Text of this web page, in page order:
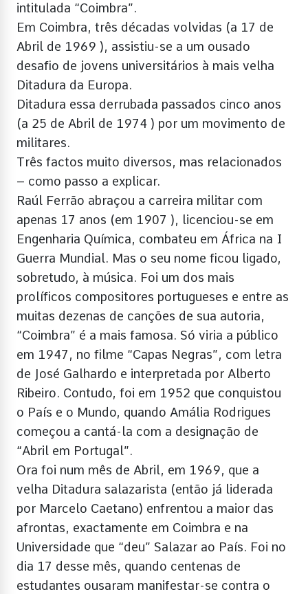
intitulada “Coimbra”.
Em Coimbra, três décadas volvidas (a 17 de
Abril de 1969 ), assistiu-se a um ousado
desafio de jovens universitários à mais velha
Ditadura da Europa.
Ditadura essa derrubada passados cinco anos
(a 25 de Abril de 1974 ) por um movimento de
militares.
Três factos muito diversos, mas relacionados
– como passo a explicar.
Raúl Ferrão abraçou a carreira militar com
apenas 17 anos (em 1907 ), licenciou-se em
Engenharia Química, combateu em África na I
Guerra Mundial. Mas o seu nome ficou ligado,
sobretudo, à música. Foi um dos mais
prolíficos compositores portugueses e entre as
muitas dezenas de canções de sua autoria,
“Coimbra” é a mais famosa. Só viria a público
em 1947, no filme “Capas Negras”, com letra
de José Galhardo e interpretada por Alberto
Ribeiro. Contudo, foi em 1952 que conquistou
o País e o Mundo, quando Amália Rodrigues
começou a cantá-la com a designação de
“Abril em Portugal”.
Ora foi num mês de Abril, em 1969, que a
velha Ditadura salazarista (então já liderada
por Marcelo Caetano) enfrentou a maior das
afrontas, exactamente em Coimbra e na
Universidade que “deu” Salazar ao País. Foi no
dia 17 desse mês, quando centenas de
estudantes ousaram manifestar-se contra o